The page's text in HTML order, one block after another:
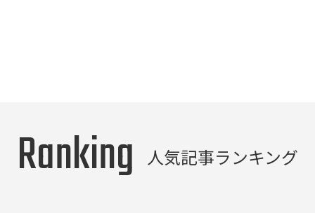
Ranking 人気記事ランキング